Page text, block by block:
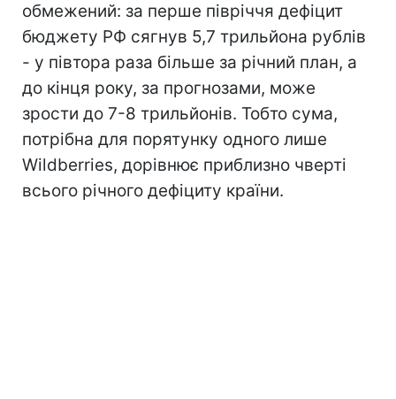
обмежений: за перше півріччя дефіцит
бюджету РФ сягнув 5,7 трильйона рублів
- у півтора раза більше за річний план, а
до кінця року, за прогнозами, може
зрости до 7-8 трильйонів. Тобто сума,
потрібна для порятунку одного лише
Wildberries, дорівнює приблизно чверті
всього річного дефіциту країни.